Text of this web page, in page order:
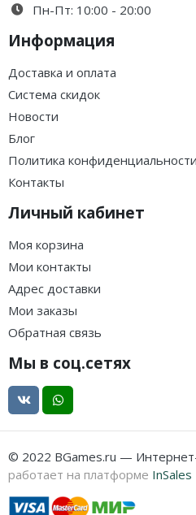
Пн-Пт: 10:00 - 20:00
Информация
Доставка и оплата
Система скидок
Новости
Блог
Политика конфиденциальности
Контакты
Личный кабинет
Моя корзина
Мои контакты
Адрес доставки
Мои заказы
Обратная связь
Мы в соц.сетях
© 2022 BGames.ru —
работает на платформе InSales